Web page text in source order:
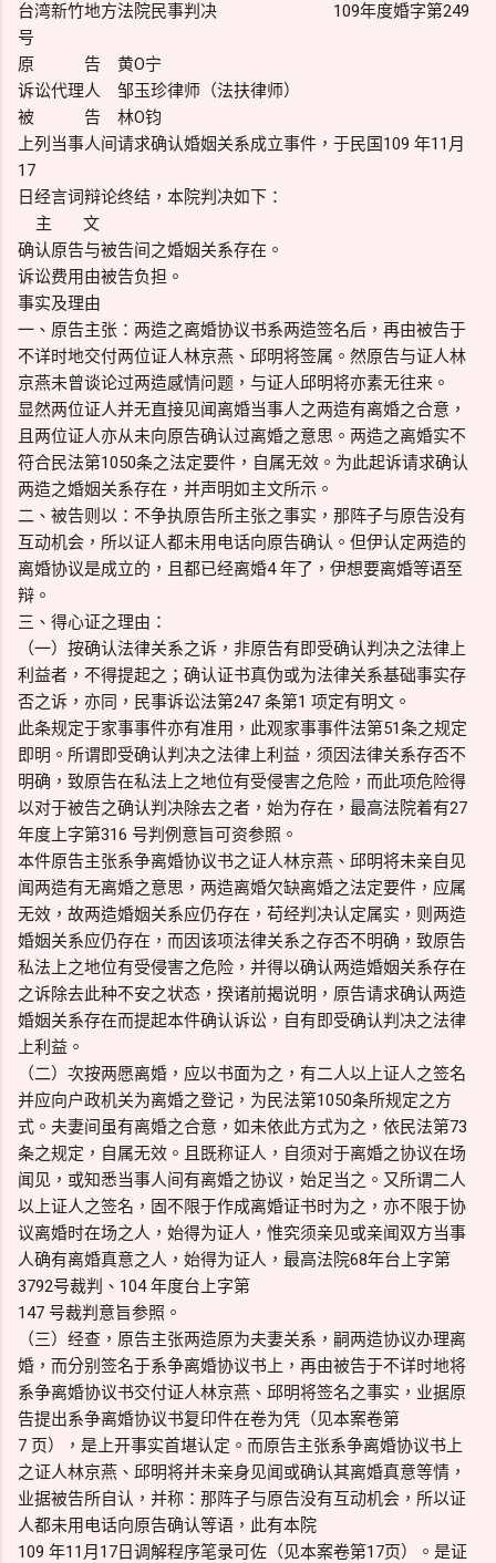
台湾新竹地方法院民事判决 109年度婚字第249
号
原 告 黄O宁
诉讼代理人 邹玉珍律师（法扶律师）
被 告 林O钧
上列当事人间请求确认婚姻关系成立事件，于民国109 年11月
17
日经言词辩论终结，本院判决如下：
主 文
确认原告与被告间之婚姻关系存在。
诉讼费用由被告负担。
事实及理由
一、原告主张：两造之离婚协议书系两造签名后，再由被告于
不详时地交付两位证人林京燕、邱明将签属。然原告与证人林
京燕未曾谈论过两造感情问题，与证人邱明将亦素无往来。
显然两位证人并无直接见闻离婚当事人之两造有离婚之合意，
且两位证人亦从未向原告确认过离婚之意思。两造之离婚实不
符合民法第1050条之法定要件，自属无效。为此起诉请求确认
两造之婚姻关系存在，并声明如主文所示。
二、被告则以：不争执原告所主张之事实，那阵子与原告没有
互动机会，所以证人都未用电话向原告确认。但伊认定两造的
离婚协议是成立的，且都已经离婚4 年了，伊想要离婚等语至
辩。
三、得心证之理由：
（一）按确认法律关系之诉，非原告有即受确认判决之法律上
利益者，不得提起之；确认证书真伪或为法律关系基础事实存
否之诉，亦同，民事诉讼法第247 条第1 项定有明文。
此条规定于家事事件亦有准用，此观家事事件法第51条之规定
即明。所谓即受确认判决之法律上利益，须因法律关系存否不
明确，致原告在私法上之地位有受侵害之危险，而此项危险得
以对于被告之确认判决除去之者，始为存在，最高法院着有27
年度上字第316 号判例意旨可资参照。
本件原告主张系争离婚协议书之证人林京燕、邱明将未亲自见
闻两造有无离婚之意思，两造离婚欠缺离婚之法定要件，应属
无效，故两造婚姻关系应仍存在，苟经判决认定属实，则两造
婚姻关系应仍存在，而因该项法律关系之存否不明确，致原告
私法上之地位有受侵害之危险，并得以确认两造婚姻关系存在
之诉除去此种不安之状态，揆诸前揭说明，原告请求确认两造
婚姻关系存在而提起本件确认诉讼，自有即受确认判决之法律
上利益。
（二）次按两愿离婚，应以书面为之，有二人以上证人之签名
并应向户政机关为离婚之登记，为民法第1050条所规定之方
式。夫妻间虽有离婚之合意，如未依此方式为之，依民法第73
条之规定，自属无效。且既称证人，自须对于离婚之协议在场
闻见，或知悉当事人间有离婚之协议，始足当之。又所谓二人
以上证人之签名，固不限于作成离婚证书时为之，亦不限于协
议离婚时在场之人，始得为证人，惟究须亲见或亲闻双方当事
人确有离婚真意之人，始得为证人，最高法院68年台上字第
3792号裁判、104 年度台上字第
147 号裁判意旨参照。
（三）经查，原告主张两造原为夫妻关系，嗣两造协议办理离
婚，而分别签名于系争离婚协议书上，再由被告于不详时地将
系争离婚协议书交付证人林京燕、邱明将签名之事实，业据原
告提出系争离婚协议书复印件在卷为凭（见本案卷第
7 页），是上开事实首堪认定。而原告主张系争离婚协议书上
之证人林京燕、邱明将并未亲身见闻或确认其离婚真意等情，
业据被告所自认，并称：那阵子与原告没有互动机会，所以证
人都未用电话向原告确认等语，此有本院
109 年11月17日调解程序笔录可佐（见本案卷第17页）。是证